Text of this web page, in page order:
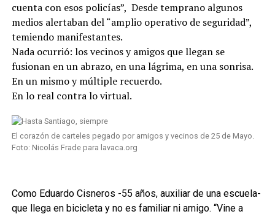
cuenta con esos policías”, Desde temprano algunos
medios alertaban del “amplio operativo de seguridad”,
temiendo manifestantes.
Nada ocurrió: los vecinos y amigos que llegan se
fusionan en un abrazo, en una lágrima, en una sonrisa.
En un mismo y múltiple recuerdo.
En lo real contra lo virtual.
El corazón de carteles pegado por amigos y vecinos de 25 de Mayo.
Foto: Nicolás Frade para lavaca.org
Como Eduardo Cisneros -55 años, auxiliar de una escuela-
que llega en bicicleta y no es familiar ni amigo. “Vine a